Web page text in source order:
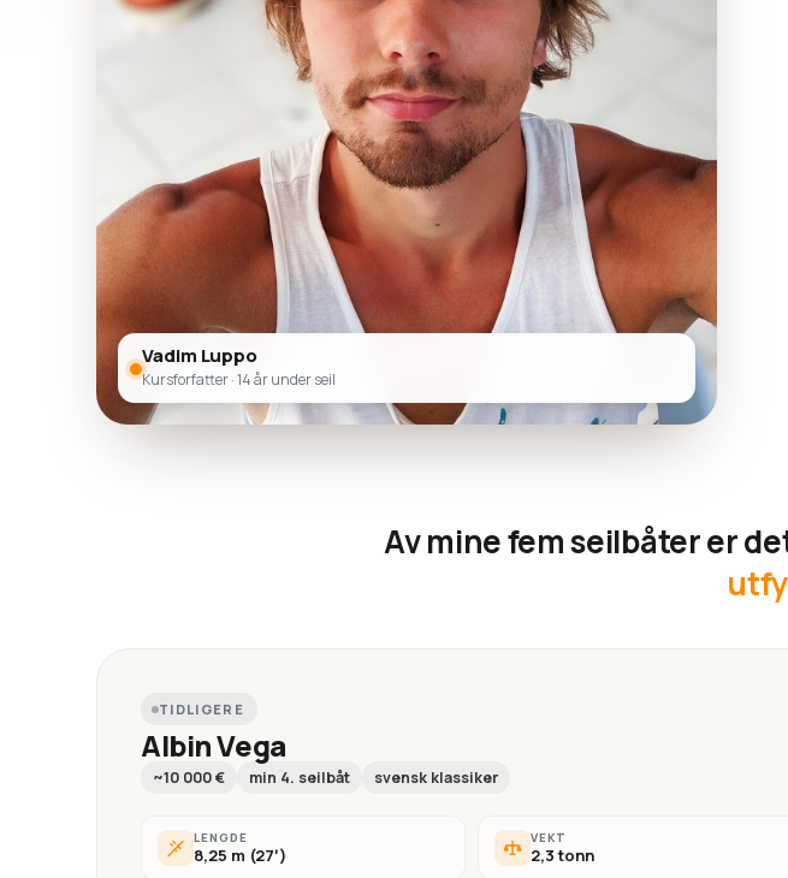
Vadim Luppo
Kursforfatter · 14 år under seil
Av mine fem seilbåter er
TIDLIGERE
Albin Vega
~10 000 € min 4. seilbåt svensk klassiker
LENGDE
8,25 m (27′)
VEKT
2,3 tonn